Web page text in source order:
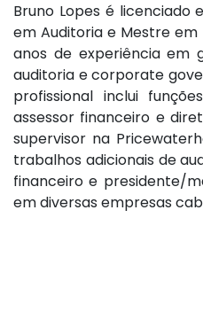
Bruno Lopes é licenciado
em Auditoria e Mestre em
anos de experiência em
auditoria e corporate
profissional inclui
assessor financeiro e
supervisor na
trabalhos adicionais de
financeiro e presidente/
em diversas empresas